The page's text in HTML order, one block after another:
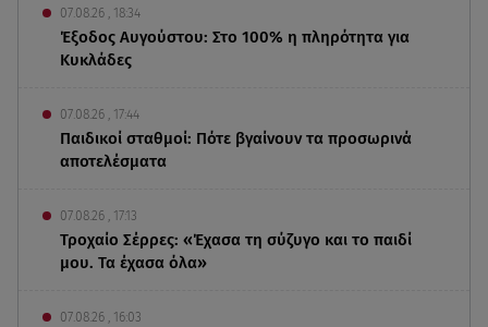
07.08.26 , 18:34
Έξοδος Αυγούστου: Στο 100% η πληρότητα για
Κυκλάδες
07.08.26 , 17:44
Παιδικοί σταθμοί: Πότε βγαίνουν τα προσωρινά
αποτελέσματα
07.08.26 , 17:13
Τροχαίο Σέρρες: «Έχασα τη σύζυγο και το παιδί
μου. Τα έχασα όλα»
07.08.26 , 16:03